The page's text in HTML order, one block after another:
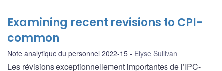
Examining recent revisions to CPI-
common
Note analytique du personnel 2022-15 Elyse Sullivan
Les révisions exceptionnellement importantes de l’IPC-